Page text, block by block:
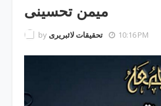
میمن تحسینی
by تحقیقات لائبریری 10:16 PM